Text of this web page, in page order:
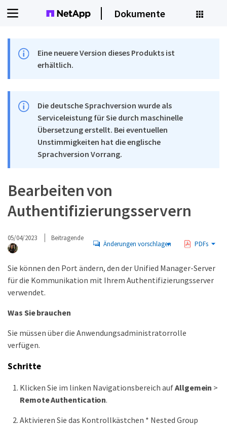
Dokumente
Eine neuere Version dieses Produkts ist
erhältlich.
Die deutsche Sprachversion wurde als
Serviceleistung für Sie durch maschinelle
Übersetzung erstellt. Bei eventuellen
Unstimmigkeiten hat die englische
Sprachversion Vorrang.
Bearbeiten von
Authentifizierungsservern
05/04/2023 Beitragende
Änderungen vorschlagen PDFs
Sie können den Port ändern, den der Unified Manager-Server
für die Kommunikation mit Ihrem Authentifizierungsserver
verwendet.
Was Sie brauchen
Sie müssen über die Anwendungsadministratorrolle
verfügen.
Schritte
Klicken Sie im linken Navigationsbereich aufAllgemein >
Remote Authentication.
Aktivieren Sie das Kontrollkästchen * Nested Group